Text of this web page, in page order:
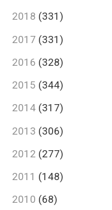
2018 (331)
2017 (331)
2016 (328)
2015 (344)
2014 (317)
2013 (306)
2012 (277)
2011 (148)
2010 (68)